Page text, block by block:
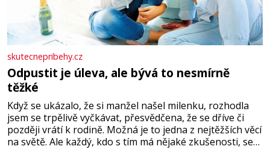
skutecnepribehy.cz
Odpustit je úleva, ale bývá to nesmírně
těžké
Když se ukázalo, že si manžel našel milenku, rozhodla
jsem se trpělivě vyčkávat, přesvědčena, že se dříve či
později vrátí k rodině. Možná je to jedna z nejtěžších věcí
na světě. Ale každý, kdo s tím má nějaké zkušenosti, se